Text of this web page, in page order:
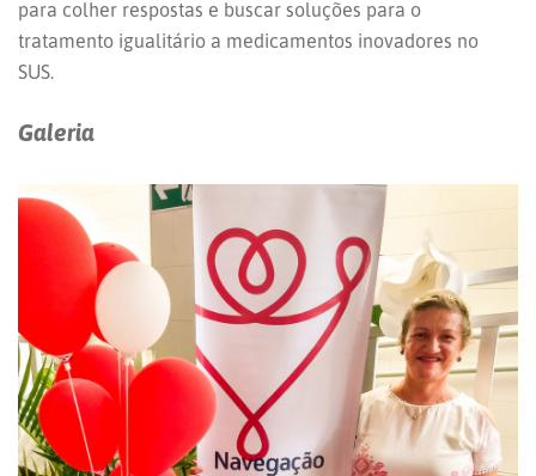
para colher respostas e buscar soluções para o
tratamento igualitário a medicamentos inovadores no
SUS.
Galeria